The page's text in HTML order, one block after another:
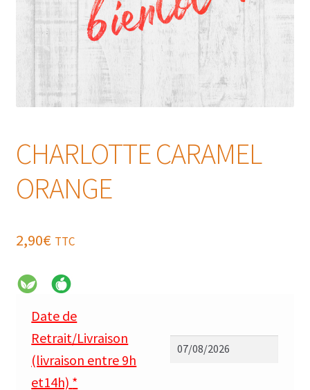
CHARLOTTE CARAMEL
ORANGE
2,90€ TTC
Date de
Retrait/Livraison
(livraison entre 9h
et14h) *